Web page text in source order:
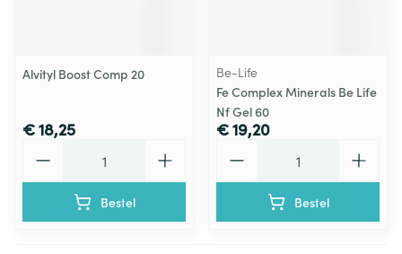
Alvityl Boost Comp 20
€ 18,25
Bestel
Be-Life
Fe Complex Minerals Be Life
Nf Gel 60
€ 19,20
Bestel